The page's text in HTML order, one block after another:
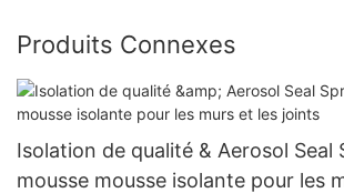
Produits Connexes
Isolation de qualité & Aerosol Seal
mousse mousse isolante pour les